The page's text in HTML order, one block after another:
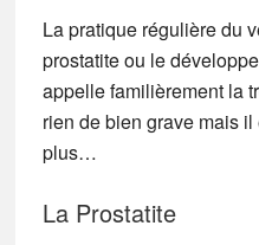
La pratique régulière du
prostatite ou le
appelle familièrement la
rien de bien grave mais
plus…
La Prostatite